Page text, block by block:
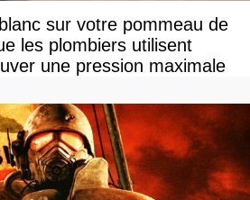
sur votre pommeau de
les plombiers utilisent
une pression maximale